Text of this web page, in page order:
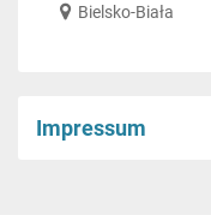
Bielsko-Biała
Impressum